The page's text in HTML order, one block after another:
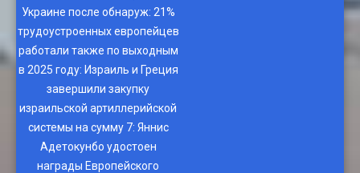
Украине после обнаруж: 21%
трудоустроенных европейцев
работали также по выходным
в 2025 году: Израиль и Греция
завершили закупку
израильской артиллерийской
системы на сумму 7: Яннис
Адетокунбо удостоен
награды Европейского